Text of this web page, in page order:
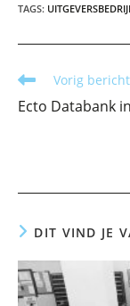
TAGS:
Lees
artikelen
Vorig bericht
Ecto Databank
DIT VIND JE